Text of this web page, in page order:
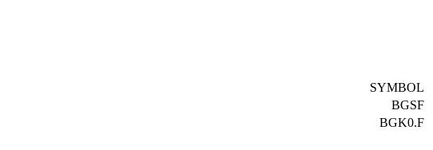
SYMBOL
BGSF
BGK0.F